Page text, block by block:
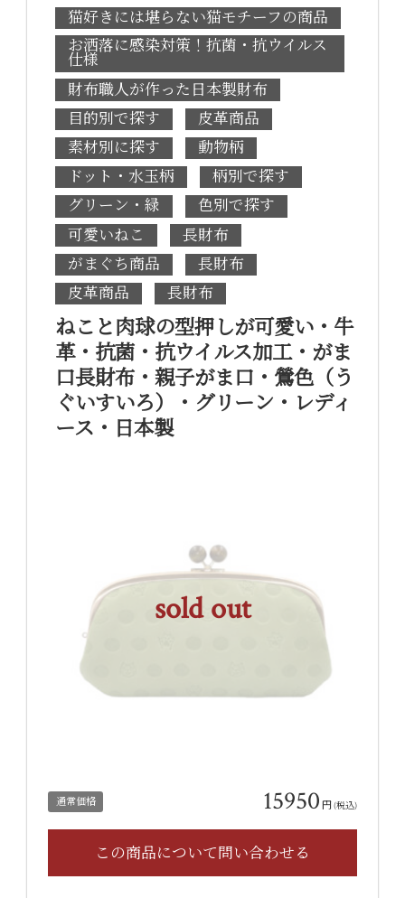
猫好きには堪らない猫モチーフの商品
お洒落に感染対策！抗菌・抗ウイルス
仕様
財布職人が作った日本製財布
目的別で探す
皮革商品
素材別に探す
動物柄
ドット・水玉柄
柄別で探す
グリーン・緑
色別で探す
可愛いねこ
長財布
がまぐち商品
長財布
皮革商品
長財布
ねこと肉球の型押しが可愛い・牛
革・抗菌・抗ウイルス加工・がま
口長財布・親子がま口・鶯色（う
ぐいすいろ）・グリーン・レディ
ース・日本製
sold out
通常価格 15950 円(税込)